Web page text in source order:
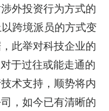
外投资行为方式的
跨境派员的方式变
此举对科技企业的
于过往或能走通的
术支持，顺势将内
，如今已有清晰的